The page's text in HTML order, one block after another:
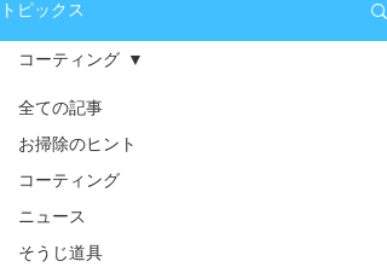
トピックス
全ての記事
お掃除のヒント
コーティング
ニュース
そうじ道具
コーティング